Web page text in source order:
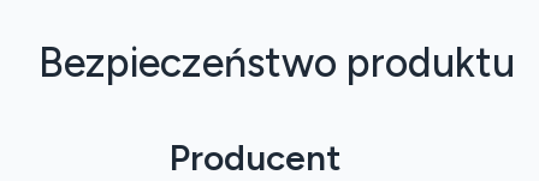
Bezpieczeństwo produktu
Producent